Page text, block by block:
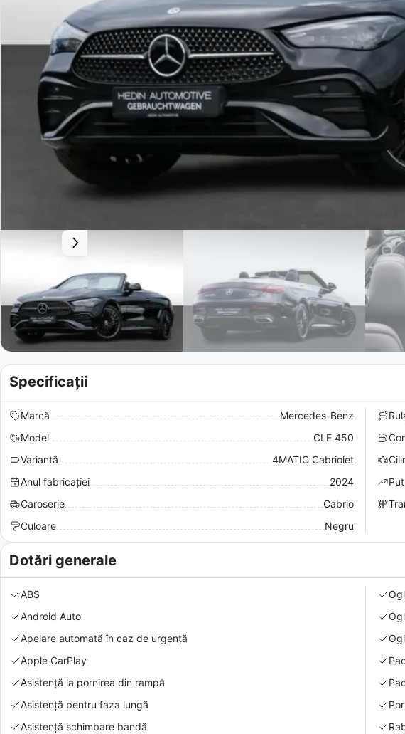
Specificații
Marcă
Mercedes-Benz
Model
CLE 450
Variantă
4MATIC Cabriolet
Anul fabricației
2024
Caroserie
Cabrio
Culoare
Negru
Dotări generale
ABS
Android Auto
Apelare automată în caz de urgență
Apple CarPlay
Asistență la pornirea din rampă
Asistență pentru faza lungă
Asistență schimbare bandă